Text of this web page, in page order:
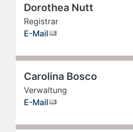
Dorothea Nutt
Registrar
E-Mail
Carolina Bosco
Verwaltung
E-Mail